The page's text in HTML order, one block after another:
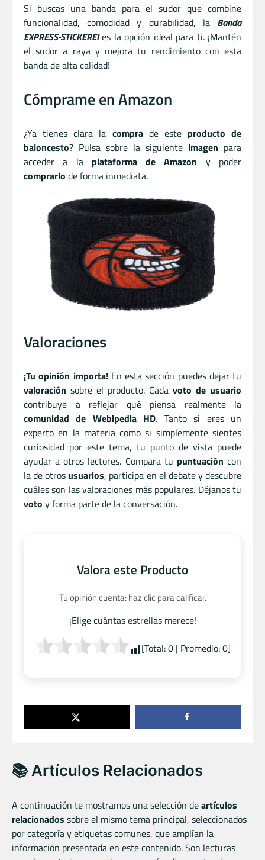
Si buscas una banda para el sudor que combine
funcionalidad, comodidad y durabilidad, la Banda
EXPRESS-STICKEREIes la opción ideal para ti. ¡Mantén
el sudor a raya y mejora tu rendimiento con esta
banda de alta calidad!
Cómprame en Amazon
¿Ya tienes clara la comprade este producto de
baloncesto? Pulsa sobre la siguiente imagen para
acceder a la plataforma de Amazon y poder
comprarlo de forma inmediata.
Valoraciones
¡Tu opinión importa!En esta sección puedes dejar tu
valoración sobre el producto. Cada voto de usuario
contribuye a reflejar qué piensa realmente la
comunidad de Webipedia HD. Tanto si eres un
experto en la materia como si simplemente sientes
curiosidad por este tema, tu punto de vista puede
ayudar a otros lectores. Compara tu puntuación con
la de otros usuarios, participa en el debate y descubre
cuáles son las valoraciones más populares. Déjanos tu
voto y forma parte de la conversación.
Valora este Producto
Tu opinión cuenta: haz clic para calificar.
¡Elige cuántas estrellas merece!
[Total:0| Promedio:0]
📚 Artículos Relacionados
A continuación te mostramos una selección deartículos
relacionados sobre el mismo tema principal, seleccionados
por categoría y etiquetas comunes, que amplían la
información presentada en este contenido. Son lecturas